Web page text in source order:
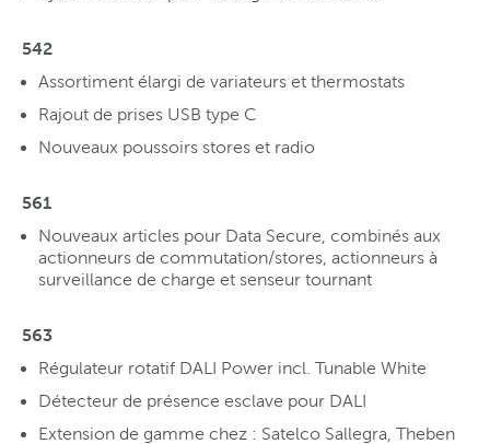
542
Assortiment élargi de variateurs et thermostats
Rajout de prises USB type C
Nouveaux poussoirs stores et radio
561
Nouveaux articles pour Data Secure, combinés aux
actionneurs de commutation/stores, actionneurs à
surveillance de charge et senseur tournant
563
Régulateur rotatif DALI Power incl. Tunable White
Détecteur de présence esclave pour DALI
Extension de gamme chez : Satelco Sallegra, Theben